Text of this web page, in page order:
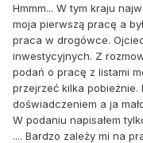
Hmmm... W tym kraju
moja pierwszą pracę a
praca w drogówce.
inwestycyjnych. Z
podań o pracę z listami
przejrzeć kilka
doświadczeniem a ja
W podaniu napisałem
.... Bardzo zależy mi na